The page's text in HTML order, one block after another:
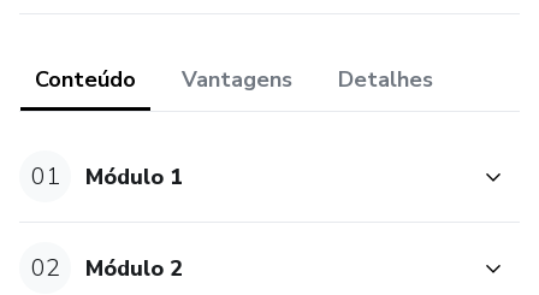
Conteúdo Vantagens Detalhes
01 Módulo 1
02 Módulo 2